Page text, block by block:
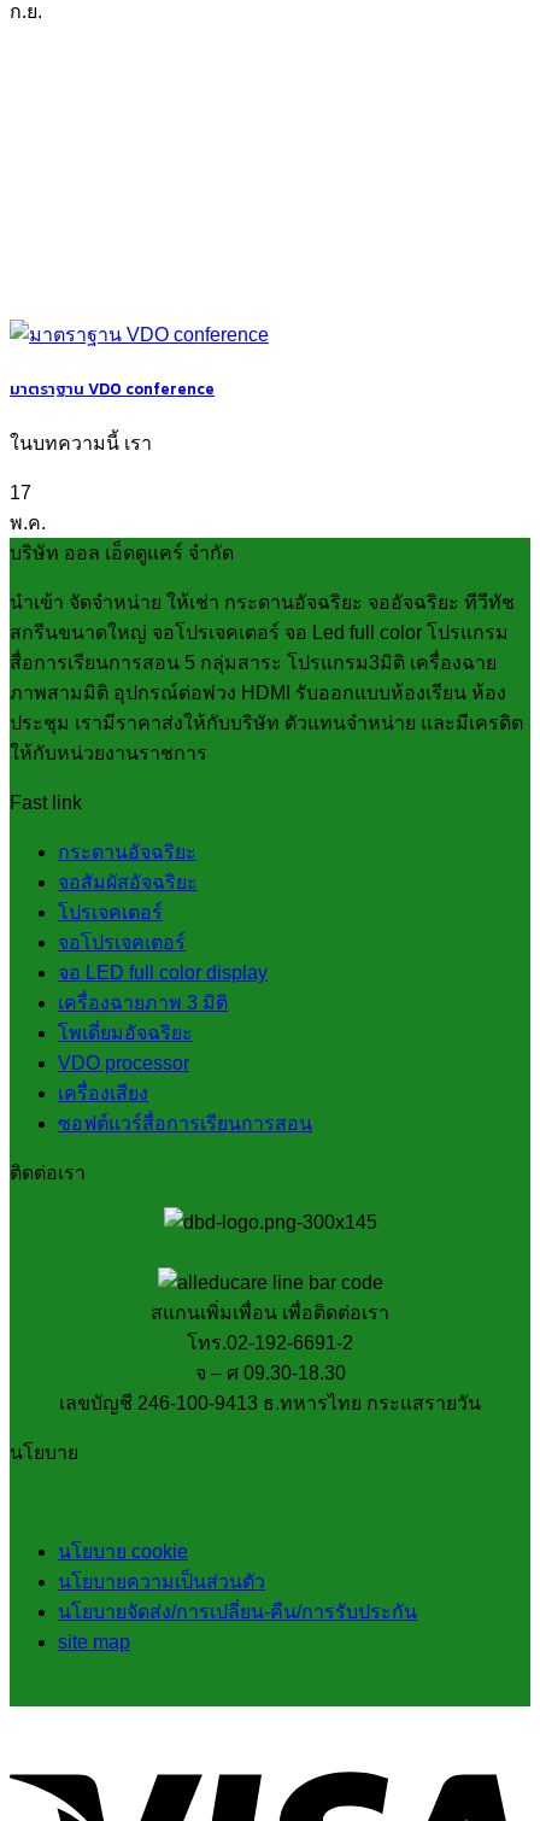
ก.ย.
มาตราฐาน VDO conference
ในบทความนี้ เรา
17
พ.ค.
บริษัท ออล เอ็ดดูแคร์ จำกัด
นำเข้า จัดจำหน่าย ให้เช่า กระดานอัจฉริยะ จออัจฉริยะ ทีวีทัช
สกรีนขนาดใหญ่ จอโปรเจคเตอร์ จอ Led full color โปรแกรม
สื่อการเรียนการสอน 5 กลุ่มสาระ โปรแกรม3มิติ เครื่องฉาย
ภาพสามมิติ อุปกรณ์ต่อพ่วง HDMI รับออกแบบห้องเรียน ห้อง
ประชุม เรามีราคาส่งให้กับบริษัท ตัวแทนจำหน่าย และมีเครดิต
ให้กับหน่วยงานราชการ
Fast link
กระดานอัจฉริยะ
จอสัมผัสอัจฉริยะ
โปรเจคเตอร์
จอโปรเจคเตอร์
จอ LED full color display
เครื่องฉายภาพ 3 มิติ
โพเดี่ยมอัจฉริยะ
VDO processor
เครื่องเสียง
ซอฟต์แวร์สื่อการเรียนการสอน
ติดต่อเรา
สแกนเพิ่มเพื่อน เพื่อติดต่อเรา
โทร.02-192-6691-2
จ – ศ 09.30-18.30
เลขบัญชี 246-100-9413 ธ.ทหารไทย กระแสรายวัน
นโยบาย
นโยบาย cookie
นโยบายความเป็นส่วนตัว
นโยบายจัดส่ง/การเปลี่ยน-คืน/การรับประกัน
site map